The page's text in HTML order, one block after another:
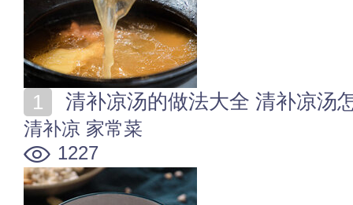
清补凉汤的做法大全 清补凉汤
清补凉 家常菜
1227